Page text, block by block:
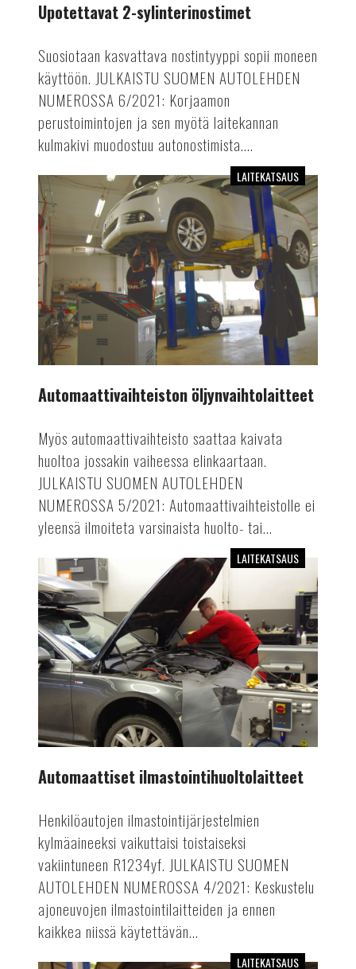
Upotettavat 2-sylinterinostimet
Suosiotaan kasvattava nostintyyppi sopii moneen
käyttöön. JULKAISTU SUOMEN AUTOLEHDEN
NUMEROSSA 6/2021: Korjaamon
perustoimintojen ja sen myötä laitekannan
kulmakivi muodostuu autonostimista....
Automaattivaihteiston
öljynvaihtolaitteet
LAITEKATSAUS
Automaattivaihteiston öljynvaihtolaitteet
Myös automaattivaihteisto saattaa kaivata
huoltoa jossakin vaiheessa elinkaartaan.
JULKAISTU SUOMEN AUTOLEHDEN
NUMEROSSA 5/2021: Automaattivaihteistolle ei
yleensä ilmoiteta varsinaista huolto- tai...
Automaattiset
ilmastointihuoltolaitteet
LAITEKATSAUS
Automaattiset ilmastointihuoltolaitteet
Henkilöautojen ilmastointijärjestelmien
kylmäaineeksi vaikuttaisi toistaiseksi
vakiintuneen R1234yf. JULKAISTU SUOMEN
AUTOLEHDEN NUMEROSSA 4/2021: Keskustelu
ajoneuvojen ilmastointilaitteiden ja ennen
kaikkea niissä käytettävän...
LAITEKATSAUS